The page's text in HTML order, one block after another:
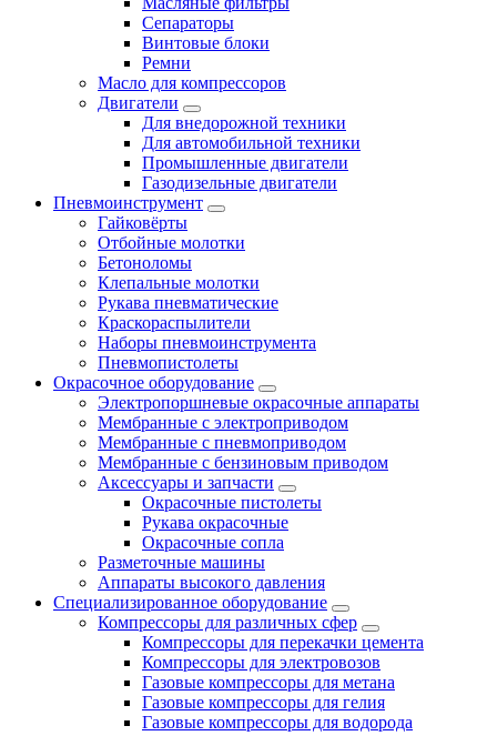
Сепараторы
Винтовые блоки
Ремни
Масло для компрессоров
Двигатели
Для внедорожной техники
Для автомобильной техники
Промышленные двигатели
Газодизельные двигатели
Пневмоинструмент
Гайковёрты
Отбойные молотки
Бетоноломы
Клепальные молотки
Рукава пневматические
Краскораспылители
Наборы пневмоинструмента
Пневмопистолеты
Окрасочное оборудование
Электропоршневые окрасочные аппараты
Мембранные с электроприводом
Мембранные с пневмоприводом
Мембранные с бензиновым приводом
Аксессуары и запчасти
Окрасочные пистолеты
Рукава окрасочные
Окрасочные сопла
Разметочные машины
Аппараты высокого давления
Специализированное оборудование
Компрессоры для различных сфер
Компрессоры для перекачки цемента
Компрессоры для электровозов
Газовые компрессоры для метана
Газовые компрессоры для гелия
Газовые компрессоры для водорода